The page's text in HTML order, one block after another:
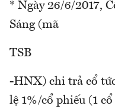
* Ngày 26/6/2017,
Sáng (mã
TSB
-HNX) chi trả cổ
lệ 1%/cổ phiếu (1